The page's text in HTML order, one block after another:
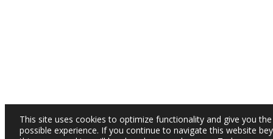
This site uses cookies to optimize functionality and give you
possible experience. If you continue to navigate this website